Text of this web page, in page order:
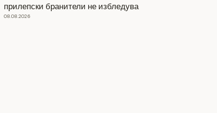
прилепски бранители не избледува
08.08.2026